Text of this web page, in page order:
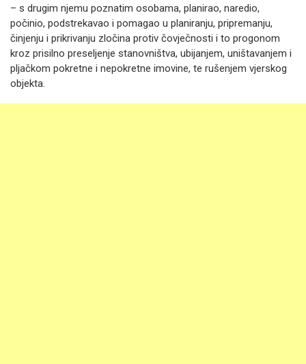
– s drugim njemu poznatim osobama, planirao, naredio,
počinio, podstrekavao i pomagao u planiranju, pripremanju,
činjenju i prikrivanju zločina protiv čovječnosti i to progonom
kroz prisilno preseljenje stanovništva, ubijanjem, uništavanjem i
pljačkom pokretne i nepokretne imovine, te rušenjem vjerskog
objekta.